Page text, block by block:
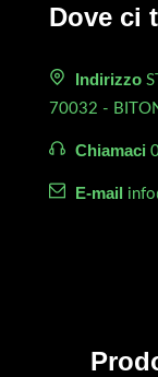
Dove ci
Indirizzo
70032 -
Chiamaci
E-mail